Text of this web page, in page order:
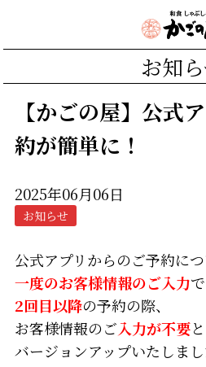
お知
【かごの屋】公式
約が簡単に！
2025年06月06日
お知らせ
公式アプリからのご予約につ
一度のお客様情報のご入力で
2回目以降の予約の際、
お客様情報のご入力が不要
バージョンアップいたしまし